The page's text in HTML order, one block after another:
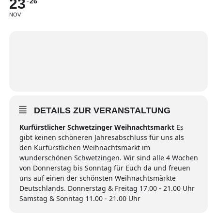
23
NOV
DETAILS ZUR VERANSTALTUNG
Kurfürstlicher Schwetzinger WeihnachtsmarktEs
gibt keinen schöneren Jahresabschluss für uns als
den Kurfürstlichen Weihnachtsmarkt im
wunderschönen Schwetzingen. Wir sind alle 4 Wochen
von Donnerstag bis Sonntag für Euch da und freuen
uns auf einen der schönsten Weihnachtsmärkte
Deutschlands. Donnerstag & Freitag 17.00 - 21.00 Uhr
Samstag & Sonntag 11.00 - 21.00 Uhr